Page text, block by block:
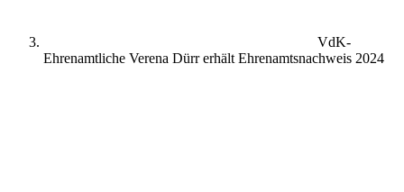
VdK-
Ehrenamtliche Verena Dürr erhält Ehrenamtsnachweis 2024